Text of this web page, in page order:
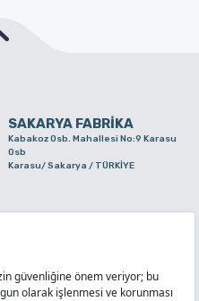
SAKARYA FABRİKA
Kabakoz Osb. Mahallesi No:9 Karasu
Osb
Karasu/ Sakarya / TÜRKİYE